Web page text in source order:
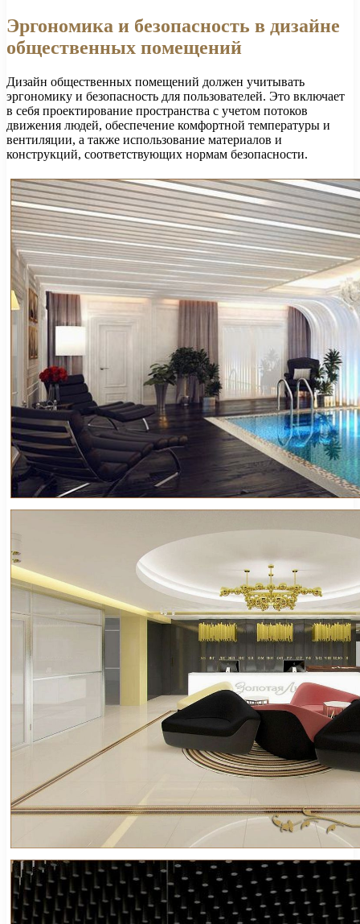
Эргономика и безопасность в дизайне
общественных помещений
Дизайн общественных помещений должен учитывать
эргономику и безопасность для пользователей. Это включает
в себя проектирование пространства с учетом потоков
движения людей, обеспечение комфортной температуры и
вентиляции, а также использование материалов и
конструкций, соответствующих нормам безопасности.